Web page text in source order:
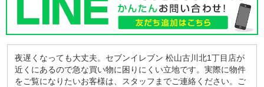
夜遅くなっても大丈夫。セブンイレブン 松山古川北1丁目店が
近くにあるので急な買い物に困りにくい立地です。実際に物件
をご覧になりたいお客様は、スタッフまでご連絡ください。ご